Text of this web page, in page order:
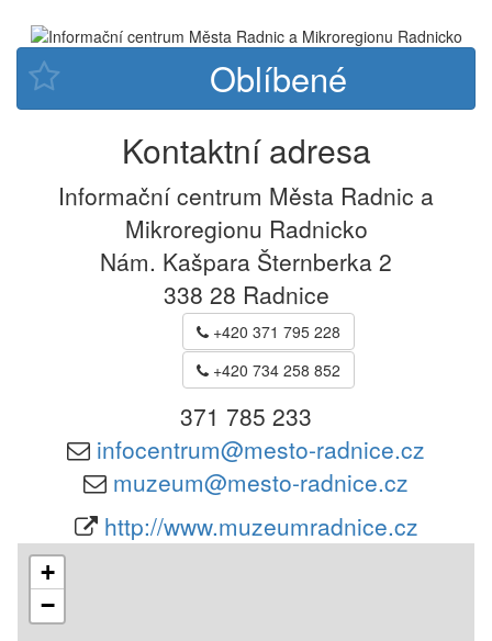
Kontaktní adresa
Informační centrum Města Radnic a
Mikroregionu Radnicko
Nám. Kašpara Šternberka 2
338 28 Radnice
+420 371 795 228
+420 734 258 852
371 785 233
infocentrum@mesto-radnice.cz
muzeum@mesto-radnice.cz
http://www.muzeumradnice.cz
+
−